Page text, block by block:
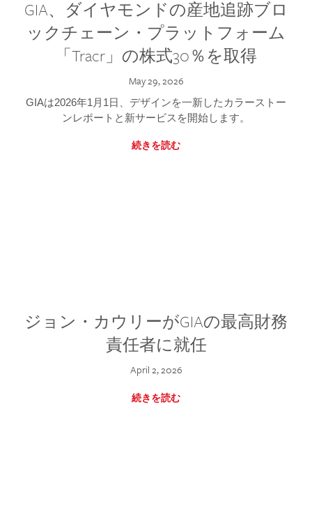
GIA、ダイヤモンドの産地追跡ブロ
ックチェーン・プラットフォーム
「Tracr」の株式30％を取得
May 29, 2026
GIAは2026年1月1日、デザインを一新したカラーストー
ンレポートと新サービスを開始します。
続きを読む
ジョン・カウリーがGIAの最高財務
責任者に就任
April 2, 2026
続きを読む